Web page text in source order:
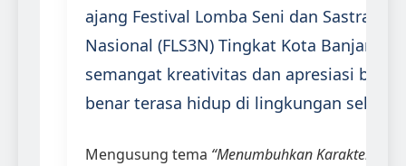
ajang Festival Lomba Seni dan Sastra
Nasional (FLS3N) Tingkat Kota
semangat kreativitas dan apresiasi
benar terasa hidup di lingkungan
Mengusung tema “Menumbuhkan Karakter